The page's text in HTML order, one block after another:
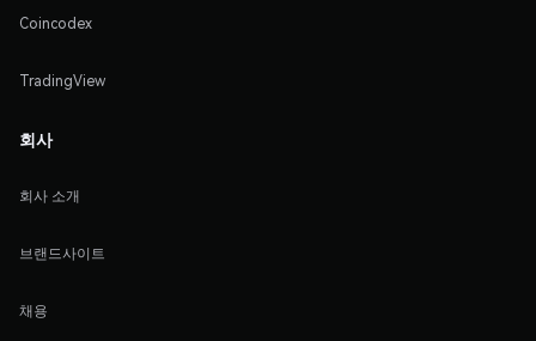
Coincodex
TradingView
회사
회사 소개
브랜드사이트
채용